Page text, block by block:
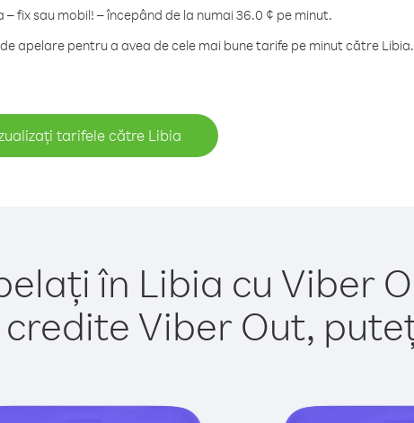
fix sau mobil! – începând de la numai 36.0 ¢ pe minut.
apelare pentru a avea de cele mai bune tarife pe minut către Libia.
tarifele către Libia
în Libia cu Viber
Viber Out,